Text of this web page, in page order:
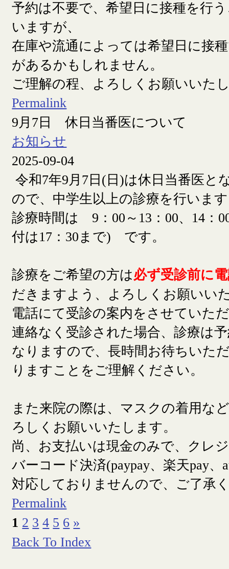
予約は不要で、希望日に接種を行
いますが、
在庫や流通によっては希望日に接
があるかもしれません。
ご理解の程、よろしくお願いいた
Permalink
9月7日 休日当番医について
お知らせ
2025-09-04
令和7年9月7日(日)は休日当番医と
ので、中学生以上の診療を行います
診療時間は 9：00～13：00、14：
付は17：30まで) です。
診療をご希望の方は必ず受診前に
だきますよう、よろしくお願いい
電話にて受診の案内をさせていた
連絡なく受診された場合、診療は
なりますので、長時間お待ちいた
りますことをご理解ください。
また来院の際は、マスクの着用な
ろしくお願いいたします。
尚、お支払いは現金のみで、クレ
バーコード決済(paypay、楽天pay、
対応しておりませんので、ご了承
Permalink
1 2 3 4 5 6 »
Back To Index